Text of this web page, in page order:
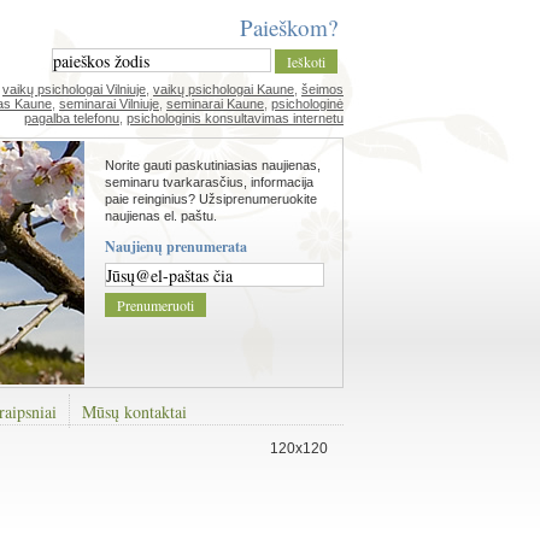
Paieškom?
vaikų psichologai Vilniuje vaikų psichologai Kaune šeimos
Kaune seminarai Vilniuje seminarai Kaune psichologinė
pagalba telefonu psichologinis konsultavimas internetu
Norite gauti paskutiniasias naujienas,
seminaru tvarkarasčius, informacija
paie reinginius? Užsiprenumeruokite
naujienas el. paštu.
Naujienų prenumerata
Mūsų kontaktai
120x120